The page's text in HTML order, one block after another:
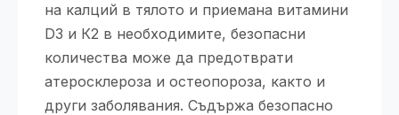
на калций в тялото и приемана витамини
D3 и К2 в необходимите, безопасни
количества може да предотврати
атеросклероза и остеопороза, както и
други заболявания. Съдържа безопасно